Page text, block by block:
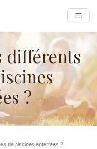
différents
?
de piscines enterrées ?